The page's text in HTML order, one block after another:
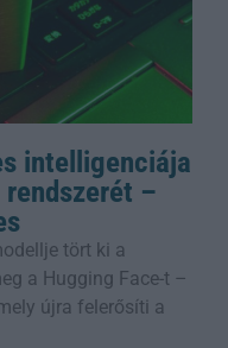
intelligenciája
–
tört ki a
a Hugging Face-t –
újra felerősíti a